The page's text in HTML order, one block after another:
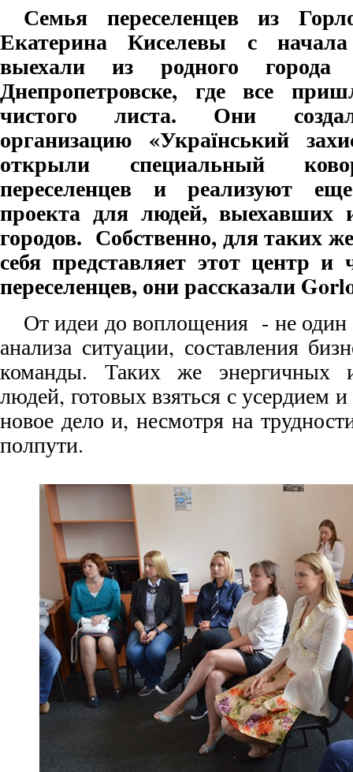
Семья переселенцев из
Екатерина Киселевы с
выехали из родного
Днепропетровске, где все
чистого листа. Они
организацию «Український
открыли специальный
переселенцев и реализуют
проекта для людей, выехавших
городов. Собственно, для таких
себя представляет этот центр
переселенцев, они рассказали
От идеи до воплощения - не
анализа ситуации, составления
команды. Таких же энергичных
людей, готовых взяться с усердием
новое дело и, несмотря на
полпути.